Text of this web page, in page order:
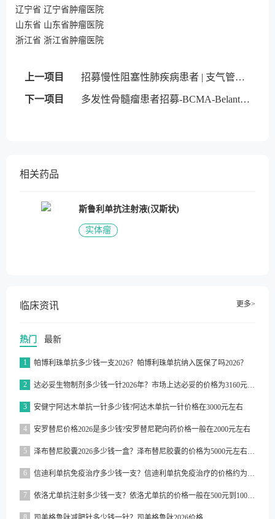
辽宁省 辽宁省肿瘤医院
山东省 山东省肿瘤医院
浙江省 浙江省肿瘤医院
上一项目 招募慢性阻塞性肺疾病患者 | 支气管内活瓣
下一项目 多发性骨髓瘤患者招募-BCMA-Belantamab mafodotin
相关药品
斯鲁利单抗注射液(汉斯状)
实体瘤
临床资讯 更多>
热门 最新
1 帕博利珠单抗多少钱一支2026？帕博利珠单抗纳入医保了吗2026？
2 达必妥生物制剂多少钱一针2026年？市场上达必妥的价格为3160元/支左右
3 安健宁阿达木单抗一针多少钱?阿达木单抗一针价格在3000元左右
4 安罗替尼价格2026是多少钱?安罗替尼靶向药价格一般在2000元左右
5 泽布替尼胶囊2026多少钱一盒？泽布替尼胶囊的价格为5000元左右一盒
6 信迪利单抗免疫治疗多少钱一支？信迪利单抗免疫治疗的价格约为2843元一支
7 依洛尤单抗注射多少钱一支？依洛尤单抗的价格一般在500元到1000元之间一支
8